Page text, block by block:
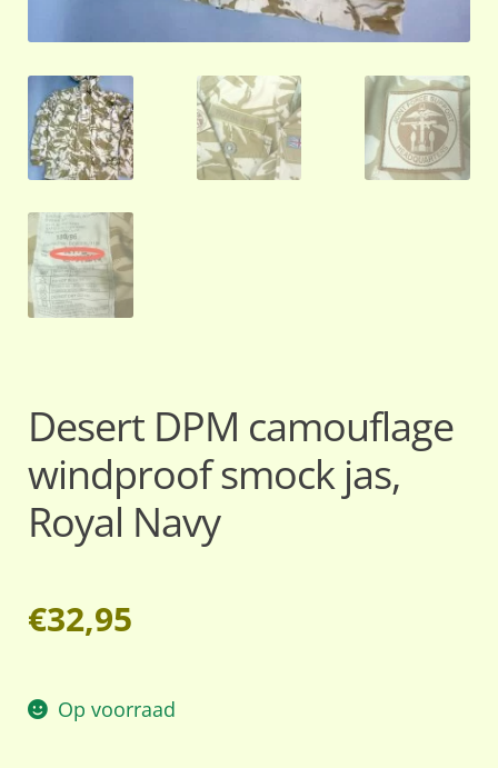
Desert DPM camouflage
windproof smock jas,
Royal Navy
€32,95
Op voorraad